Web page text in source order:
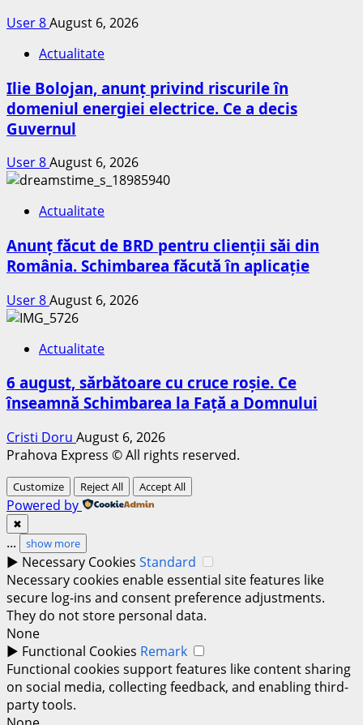
User 8August 6, 2026
Actualitate
Ilie Bolojan, anunț privind riscurile în
domeniul energiei electrice. Ce a decis
Guvernul
User 8August 6, 2026
Actualitate
Anunț făcut de BRD pentru clienții săi din
România. Schimbarea făcută în aplicație
User 8August 6, 2026
Actualitate
6 august, sărbătoare cu cruce roșie. Ce
înseamnă Schimbarea la Față a Domnului
Cristi Doru August 6, 2026
Prahova Express © All rights reserved.
Customize Reject All Accept All
Powered by
✖
... show more
► Necessary Cookies Standard
Necessary cookies enable essential site features like
secure log-ins and consent preference adjustments.
They do not store personal data.
None
► Functional Cookies Remark
Functional cookies support features like content sharing
on social media, collecting feedback, and enabling third-
party tools.